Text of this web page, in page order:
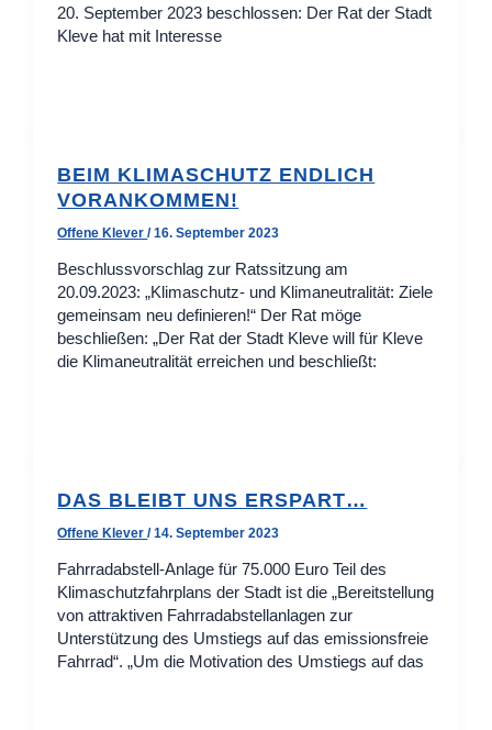
20. September 2023 beschlossen: Der Rat der Stadt
Kleve hat mit Interesse
BEIM KLIMASCHUTZ ENDLICH
VORANKOMMEN!
Offene Klever/16. September 2023
Beschlussvorschlag zur Ratssitzung am
20.09.2023: „Klimaschutz- und Klimaneutralität: Ziele
gemeinsam neu definieren!“ Der Rat möge
beschließen: „Der Rat der Stadt Kleve will für Kleve
die Klimaneutralität erreichen und beschließt:
DAS BLEIBT UNS ERSPART…
Offene Klever/14. September 2023
Fahrradabstell-Anlage für 75.000 Euro Teil des
Klimaschutzfahrplans der Stadt ist die „Bereitstellung
von attraktiven Fahrradabstellanlagen zur
Unterstützung des Umstiegs auf das emissionsfreie
Fahrrad“. „Um die Motivation des Umstiegs auf das